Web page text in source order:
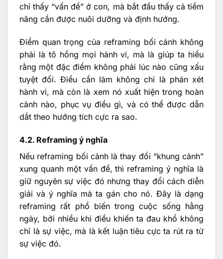
chỉ thấy “vấn đề” ở con, mà bắt đầu thấy cả tiềm
năng cần được nuôi dưỡng và định hướng.
Điểm quan trọng của reframing bối cảnh không
phải là tô hồng mọi hành vi, mà là giúp ta hiểu
rằng một đặc điểm không phải lúc nào cũng xấu
tuyệt đối. Điều cần làm không chỉ là phán xét
hành vi, mà còn là xem nó xuất hiện trong hoàn
cảnh nào, phục vụ điều gì, và có thể được dẫn
dắt theo hướng tích cực ra sao.
4.2. Reframing ý nghĩa
Nếu reframing bối cảnh là thay đổi “khung cảnh”
xung quanh một vấn đề, thì reframing ý nghĩa là
giữ nguyên sự việc đó nhưng thay đổi cách diễn
giải và ý nghĩa mà ta gán cho nó. Đây là dạng
reframing rất phổ biến trong cuộc sống hằng
ngày, bởi nhiều khi điều khiến ta đau khổ không
chỉ là sự việc, mà là kết luận tiêu cực ta rút ra từ
sự việc đó.